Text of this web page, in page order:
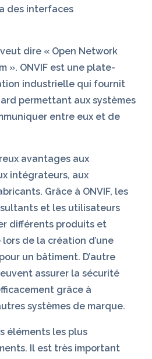
des interfaces
dire « Open Network
». ONVIF est une plate-
industrielle qui fournit
permettant aux systèmes
entre eux et de
avantages aux
intégrateurs, aux
Grâce à ONVIF, les
et les utilisateurs
différents produits et
de la création d’une
un bâtiment. D’autre
assurer la sécurité
grâce à
systèmes de marque.
éléments les plus
Il est très important